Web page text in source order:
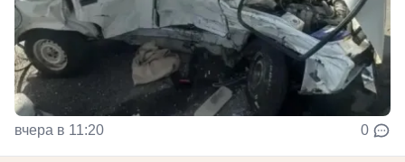
вчера в 11:20 0